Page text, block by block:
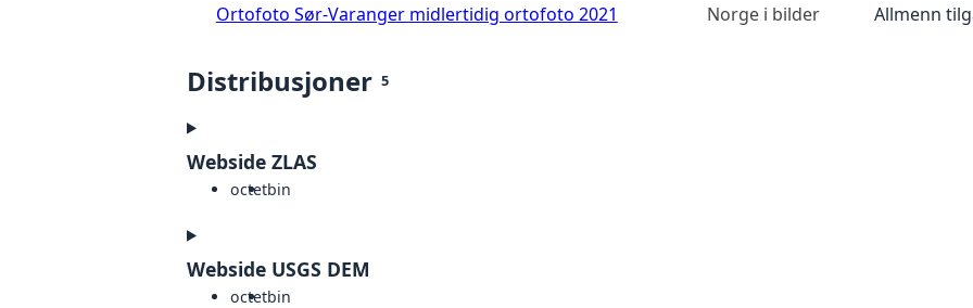
Ortofoto Sør-Varanger midlertidig ortofoto 2021 Norge i bilder Allmenn
Distribusjoner 5
Webside ZLAS
octetbin
Webside USGS DEM
octetbin